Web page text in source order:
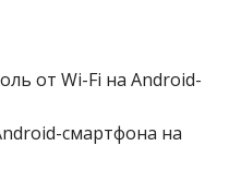
от Wi-Fi на Android-
смартфона на